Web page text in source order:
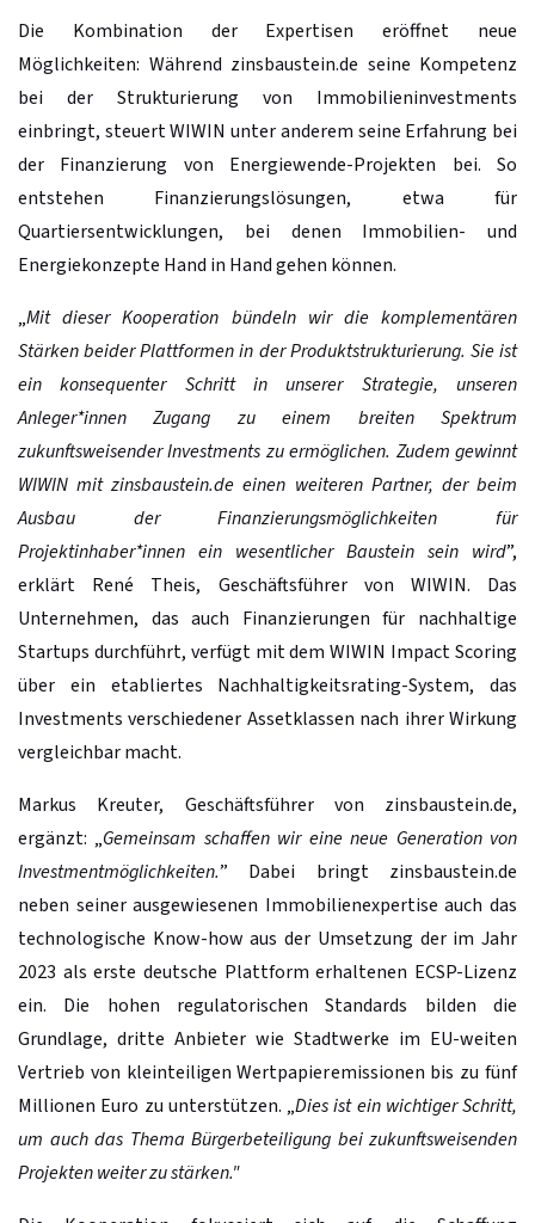
Die Kombination der Expertisen eröffnet neue
Möglichkeiten: Während zinsbaustein.de seine Kompetenz
bei der Strukturierung von Immobilieninvestments
einbringt, steuert WIWIN unter anderem seine Erfahrung bei
der Finanzierung von Energiewende-Projekten bei. So
entstehen Finanzierungslösungen, etwa für
Quartiersentwicklungen, bei denen Immobilien- und
Energiekonzepte Hand in Hand gehen können.
„Mit dieser Kooperation bündeln wir die komplementären
Stärken beider Plattformen in der Produktstrukturierung. Sie ist
ein konsequenter Schritt in unserer Strategie, unseren
Anleger*innen Zugang zu einem breiten Spektrum
zukunftsweisender Investments zu ermöglichen. Zudem gewinnt
WIWIN mit zinsbaustein.de einen weiteren Partner, der beim
Ausbau der Finanzierungsmöglichkeiten für
Projektinhaber*innen ein wesentlicher Baustein sein wird”,
erklärt René Theis, Geschäftsführer von WIWIN. Das
Unternehmen, das auch Finanzierungen für nachhaltige
Startups durchführt, verfügt mit dem WIWIN Impact Scoring
über ein etabliertes Nachhaltigkeitsrating-System, das
Investments verschiedener Assetklassen nach ihrer Wirkung
vergleichbar macht.
Markus Kreuter, Geschäftsführer von zinsbaustein.de,
ergänzt: „Gemeinsam schaffen wir eine neue Generation von
Investmentmöglichkeiten.” Dabei bringt zinsbaustein.de
neben seiner ausgewiesenen Immobilienexpertise auch das
technologische Know-how aus der Umsetzung der im Jahr
2023 als erste deutsche Plattform erhaltenen ECSP-Lizenz
ein. Die hohen regulatorischen Standards bilden die
Grundlage, dritte Anbieter wie Stadtwerke im EU-weiten
Vertrieb von kleinteiligen Wertpapieremissionen bis zu fünf
Millionen Euro zu unterstützen. „Dies ist ein wichtiger Schritt,
um auch das Thema Bürgerbeteiligung bei zukunftsweisenden
Projekten weiter zu stärken."